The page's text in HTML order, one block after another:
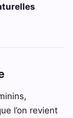
l’on revient